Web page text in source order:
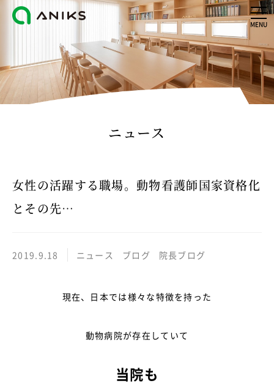
MENU
ニュース
女性の活躍する職場。動物看護師国家資格化
とその先…
2019.9.18 ニュース ブログ 院長ブログ
現在、日本では様々な特徴を持った
動物病院が存在していて
当院も